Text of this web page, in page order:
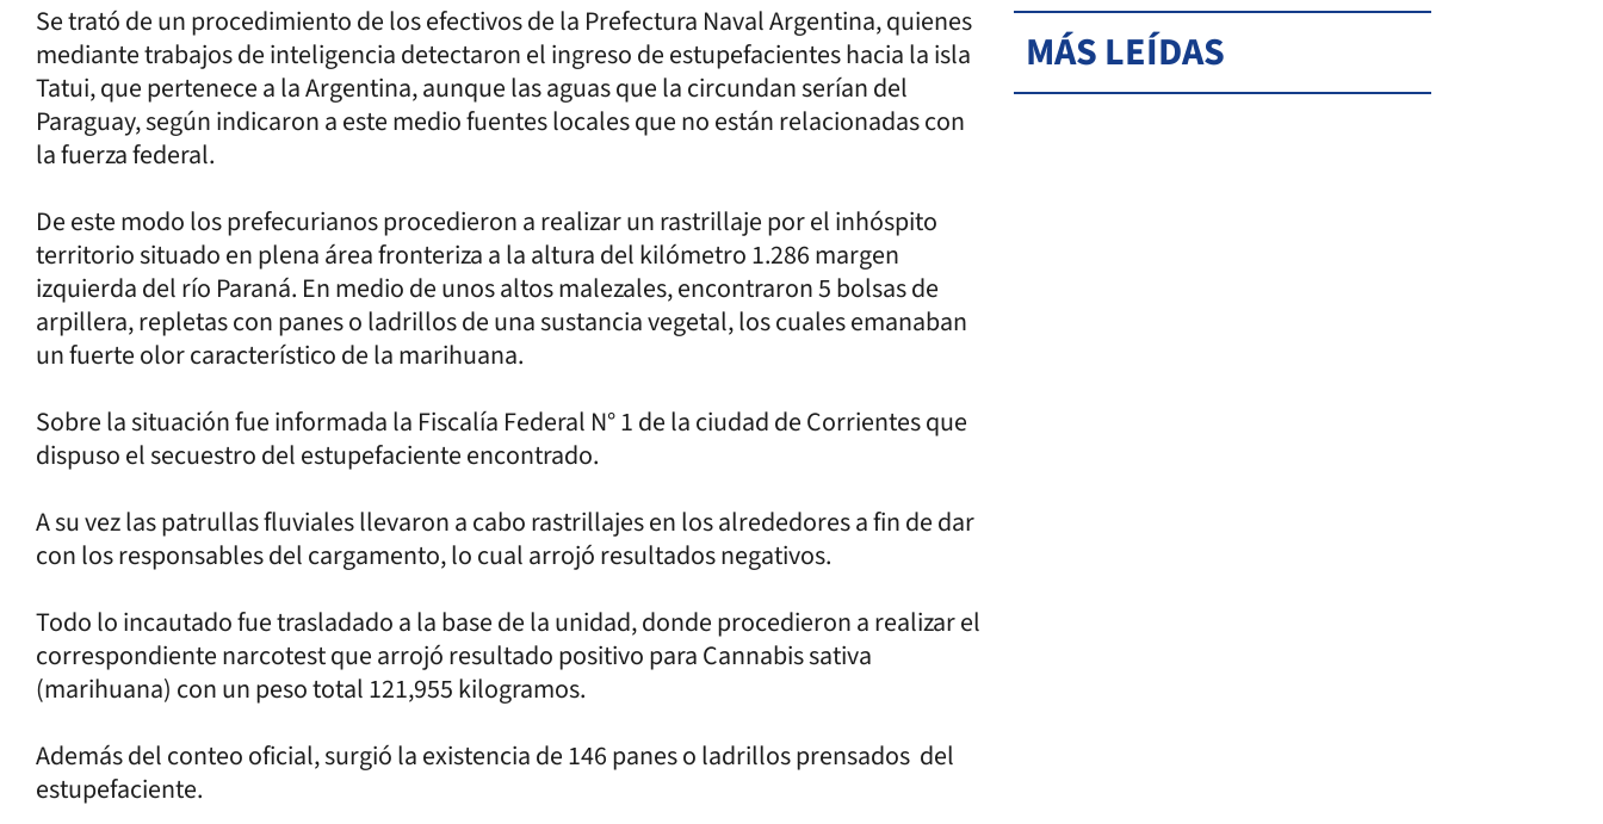
Se trató de un procedimiento de los efectivos de la Prefectura Naval Argentina, quienes
mediante trabajos de inteligencia detectaron el ingreso de estupefacientes hacia la isla
Tatui, que pertenece a la Argentina, aunque las aguas que la circundan serían del
Paraguay, según indicaron a este medio fuentes locales que no están relacionadas con
la fuerza federal.
De este modo los prefecurianos procedieron a realizar un rastrillaje por el inhóspito
territorio situado en plena área fronteriza a la altura del kilómetro 1.286 margen
izquierda del río Paraná. En medio de unos altos malezales, encontraron 5 bolsas de
arpillera, repletas con panes o ladrillos de una sustancia vegetal, los cuales emanaban
un fuerte olor característico de la marihuana.
Sobre la situación fue informada la Fiscalía Federal N° 1 de la ciudad de Corrientes que
dispuso el secuestro del estupefaciente encontrado.
A su vez las patrullas fluviales llevaron a cabo rastrillajes en los alrededores a fin de dar
con los responsables del cargamento, lo cual arrojó resultados negativos.
Todo lo incautado fue trasladado a la base de la unidad, donde procedieron a realizar el
correspondiente narcotest que arrojó resultado positivo para Cannabis sativa
(marihuana) con un peso total 121,955 kilogramos.
Además del conteo oficial, surgió la existencia de 146 panes o ladrillos prensados del
estupefaciente.
MÁS LEÍDAS